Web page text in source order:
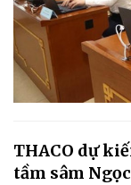
THACO dự
tầm sâm